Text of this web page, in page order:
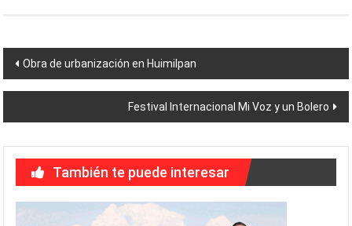
Navegación
de
entradas
Obra de urbanización en Huimilpan
Festival Internacional Mi Voz y un Bolero
También te puede interesar